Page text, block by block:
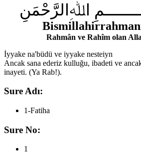
اﷲِالرَّحْمَنِ
Rahmân ve Rahîm olan
İyyake na'büdü ve iyyake nesteiyn
Ancak sana ederiz kulluğu, ibadeti ve
inayeti. (Ya Rab!).
Sure Adı:
1-Fatiha
Sure No:
1